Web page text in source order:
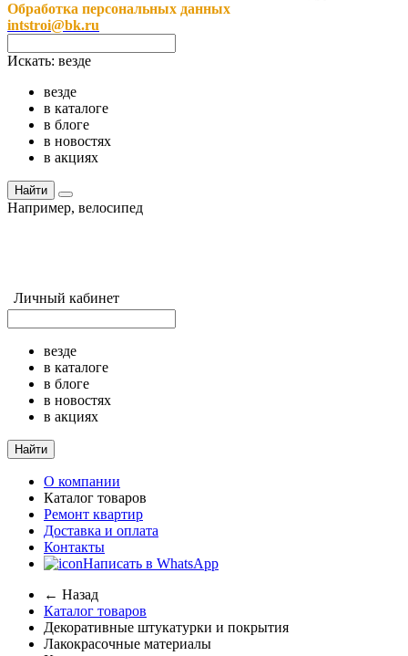
Обработка персональных данных
intstroi@bk.ru
Искать: везде
везде
в каталоге
в блоге
в новостях
в акциях
Найти
Например, велосипед
Личный кабинет
везде
в каталоге
в блоге
в новостях
в акциях
Найти
О компании
Каталог товаров
Ремонт квартир
Доставка и оплата
Контакты
Написать в WhatsApp
← Назад
Каталог товаров
Декоративные штукатурки и покрытия
Лакокрасочные материалы